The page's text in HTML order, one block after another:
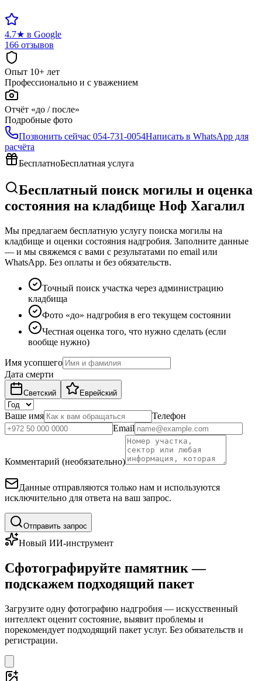
4.7★ в Google
166 отзывов
Опыт 10+ лет
Профессионально и с уважением
Отчёт «до / после»
Подробные фото
Позвонить сейчас 054-731-0054Написать в WhatsApp для
расчёта
БесплатноБесплатная услуга
Бесплатный поиск могилы и оценка
состояния на кладбище Ноф Хагалил
Мы предлагаем бесплатную услугу поиска могилы на
кладбище и оценки состояния надгробия. Заполните данные
— и мы свяжемся с вами с результатами по email или
WhatsApp. Без оплаты и без обязательств.
Точный поиск участка через администрацию
кладбища
Фото «до» надгробия в его текущем состоянии
Честная оценка того, что нужно сделать (если
вообще нужно)
Имя усопшего
Дата смерти
Светский Еврейский
Ваше имя
Телефон
Email
Комментарий (необязательно)
Данные отправляются только нам и используются
исключительно для ответа на ваш запрос.
Отправить запрос
Новый ИИ-инструмент
Сфотографируйте памятник —
подскажем подходящий пакет
Загрузите одну фотографию надгробия — искусственный
интеллект оценит состояние, выявит проблемы и
порекомендует подходящий пакет услуг. Без обязательств и
регистрации.